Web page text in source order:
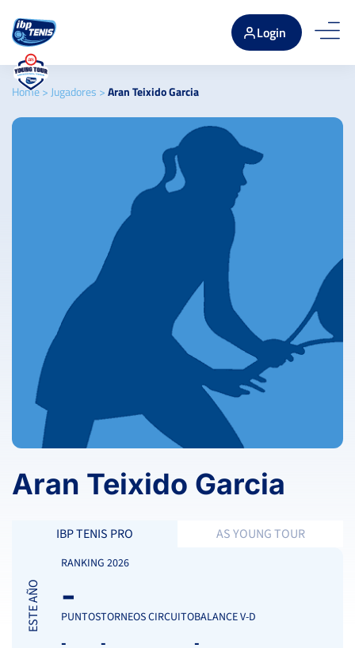
Login
Home> Jugadores >Aran Teixido Garcia
Aran Teixido Garcia
IBP TENIS PRO AS YOUNG TOUR
ESTE AÑO
RANKING 2026
-
PUNTOS
-
TORNEOS CIRCUITO
-
BALANCE V-D
-